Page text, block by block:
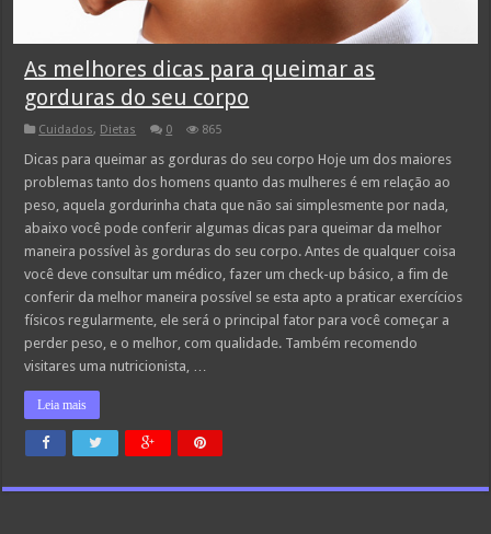
As melhores dicas para queimar as
gorduras do seu corpo
Cuidados, Dietas 0 865
Dicas para queimar as gorduras do seu corpo Hoje um dos maiores
problemas tanto dos homens quanto das mulheres é em relação ao
peso, aquela gordurinha chata que não sai simplesmente por nada,
abaixo você pode conferir algumas dicas para queimar da melhor
maneira possível às gorduras do seu corpo. Antes de qualquer coisa
você deve consultar um médico, fazer um check-up básico, a fim de
conferir da melhor maneira possível se esta apto a praticar exercícios
físicos regularmente, ele será o principal fator para você começar a
perder peso, e o melhor, com qualidade. Também recomendo
visitares uma nutricionista, …
Leia mais